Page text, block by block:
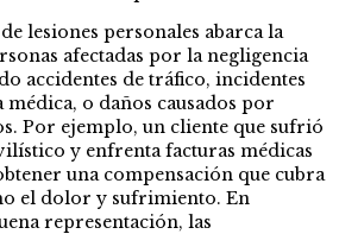
lesiones personales abarca la
afectadas por la negligencia
accidentes de tráfico, incidentes
o daños causados por
Por ejemplo, un cliente que sufrió
y enfrenta facturas médicas
una compensación que cubra
el dolor y sufrimiento. En
representación, las